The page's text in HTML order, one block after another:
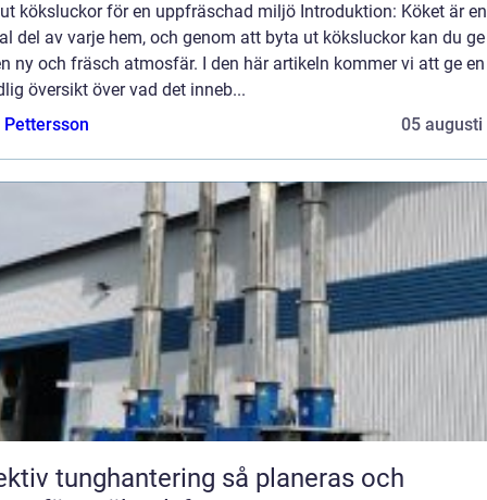
köksluckor för en uppfräschad miljö Introduktion: Köket är en
del av varje hem, och genom att byta ut köksluckor kan du
ny och fräsch atmosfär. I den här artikeln kommer vi att ge en
översikt över vad det inneb...
05 augusti
tunghantering så planeras och